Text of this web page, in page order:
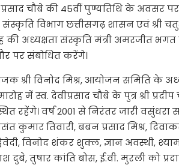
प्रसाद चौबे की 45वीं पुण्यतिथि के अवसर
संस्कृति विभाग छत्तीसगढ़ शासन एवं श्री
अध्यक्षता संस्कृति मंत्री अमरजीत भगत
पर संबोधित करेंगे।
श्री विनोद मिश्र, आयोजन समिति के
में स्व. देवीप्रसाद चौबे के पुत्र श्री
रहेंगे। वर्ष 2001 से निरंतर जारी वसुंधरा
कुमार तिवारी, बबन प्रसाद मिश्र,
विनोद शंकर शुक्ल, ज्ञान अवस्थी,
दुबे, तुषार कांति बोस, ई.वी. मुरली को